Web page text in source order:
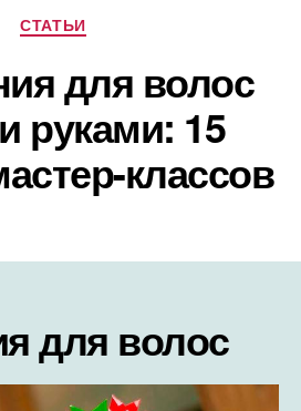
СТАТЬИ
для волос
руками: 15
классов
для волос